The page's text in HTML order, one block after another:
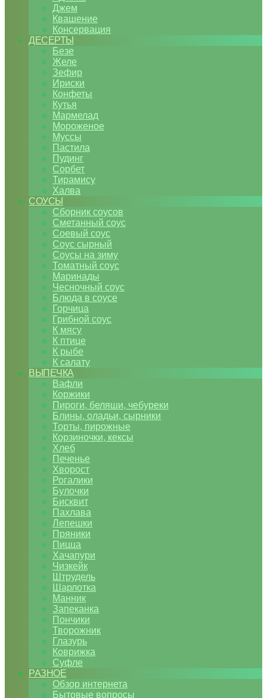
Джем
Квашение
Консервация
ДЕСЕРТЫ
Безе
Желе
Зефир
Ириски
Конфеты
Кутья
Мармелад
Мороженое
Муссы
Пастила
Пудинг
Сорбет
Тирамису
Халва
СОУСЫ
Сборник соусов
Сметанный соус
Соевый соус
Соус сырный
Соусы на зиму
Томатный соус
Маринады
Чесночный соус
Блюда в соусе
Горчица
Грибной соус
К мясу
К птице
К рыбе
К салату
ВЫПЕЧКА
Вафли
Коржики
Пироги, беляши, чебуреки
Блины, оладьи, сырники
Торты, пирожные
Корзиночки, кексы
Хлеб
Печенье
Хворост
Рогалики
Булочки
Бисквит
Пахлава
Лепешки
Пряники
Пицца
Хачапури
Чизкейк
Штрудель
Шарлотка
Манник
Запеканка
Пончики
Творожник
Глазурь
Коврижка
Суфле
РАЗНОЕ
Обзор интернета
Бытовые вопросы